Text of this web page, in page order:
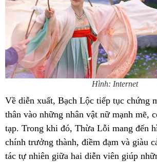
Hình: Internet
Về diễn xuất, Bạch Lộc tiếp tục chứng
thân vào những nhân vật nữ mạnh mẽ,
tạp. Trong khi đó, Thừa Lỗi mang đến
chính trưởng thành, điềm đạm và giàu
tác tự nhiên giữa hai diễn viên giúp